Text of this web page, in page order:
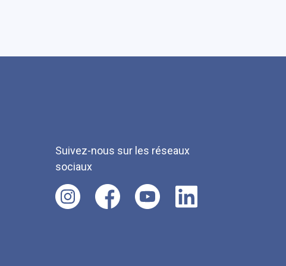
Suivez-nous sur les réseaux
sociaux